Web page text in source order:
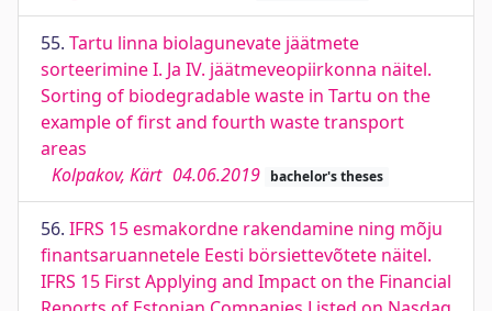
55. Tartu linna biolagunevate jäätmete
sorteerimine I. Ja IV. jäätmeveopiirkonna näitel.
Sorting of biodegradable waste in Tartu on the
example of first and fourth waste transport
areas
Kolpakov, Kärt 04.06.2019 bachelor's theses
56. IFRS 15 esmakordne rakendamine ning mõju
finantsaruannetele Eesti börsiettevõtete näitel.
IFRS 15 First Applying and Impact on the Financial